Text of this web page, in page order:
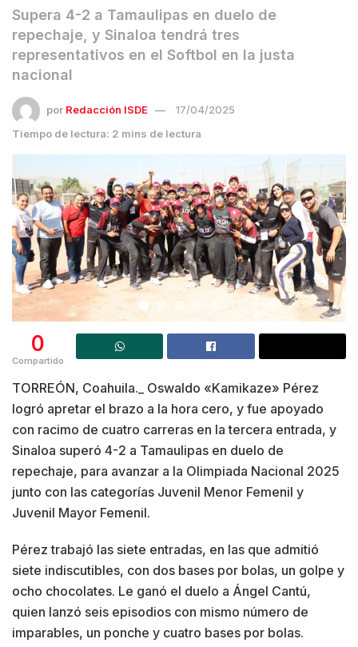
Supera 4-2 a Tamaulipas en duelo de
repechaje, y Sinaloa tendrá tres
representativos en el Softbol en la justa
nacional
por Redacción ISDE
17/04/2025
Tiempo de lectura: 2 mins de lectura
0
Compartido
TORREÓN, Coahuila._ Oswaldo «Kamikaze» Pérez
logró apretar el brazo a la hora cero, y fue apoyado
con racimo de cuatro carreras en la tercera entrada, y
Sinaloa superó 4-2 a Tamaulipas en duelo de
repechaje, para avanzar a la Olimpiada Nacional 2025
junto con las categorías Juvenil Menor Femenil y
Juvenil Mayor Femenil.
Pérez trabajó las siete entradas, en las que admitió
siete indiscutibles, con dos bases por bolas, un golpe y
ocho chocolates. Le ganó el duelo a Ángel Cantú,
quien lanzó seis episodios con mismo número de
imparables, un ponche y cuatro bases por bolas.